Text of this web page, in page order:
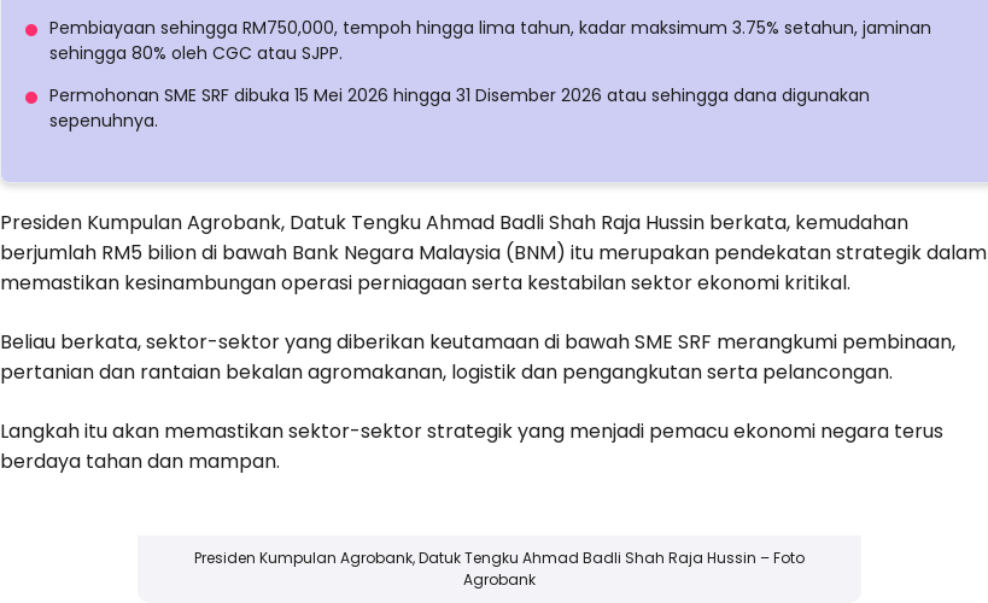
Pembiayaan sehingga RM750,000, tempoh hingga lima tahun, kadar maksimum 3.75% setahun, jaminan
sehingga 80% oleh CGC atau SJPP.
Permohonan SME SRF dibuka 15 Mei 2026 hingga 31 Disember 2026 atau sehingga dana digunakan
sepenuhnya.
Presiden Kumpulan Agrobank, Datuk Tengku Ahmad Badli Shah Raja Hussin berkata, kemudahan
berjumlah RM5 bilion di bawah Bank Negara Malaysia (BNM) itu merupakan pendekatan strategik dalam
memastikan kesinambungan operasi perniagaan serta kestabilan sektor ekonomi kritikal.
Beliau berkata, sektor-sektor yang diberikan keutamaan di bawah SME SRF merangkumi pembinaan,
pertanian dan rantaian bekalan agromakanan, logistik dan pengangkutan serta pelancongan.
Langkah itu akan memastikan sektor-sektor strategik yang menjadi pemacu ekonomi negara terus
berdaya tahan dan mampan.
Presiden Kumpulan Agrobank, Datuk Tengku Ahmad Badli Shah Raja Hussin – Foto
Agrobank